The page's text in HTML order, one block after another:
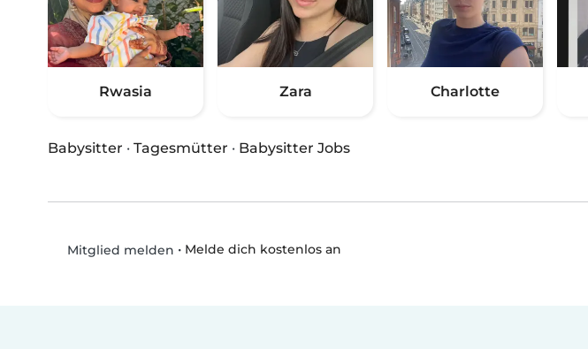
Rwasia Zara Charlotte
Babysitter · Tagesmütter · Babysitter Jobs
Mitglied melden • Melde dich kostenlos an